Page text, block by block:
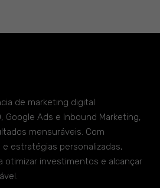
de marketing digital
Google Ads e Inbound Marketing,
mensuráveis. Com
estratégias personalizadas,
otimizar investimentos e alcançar